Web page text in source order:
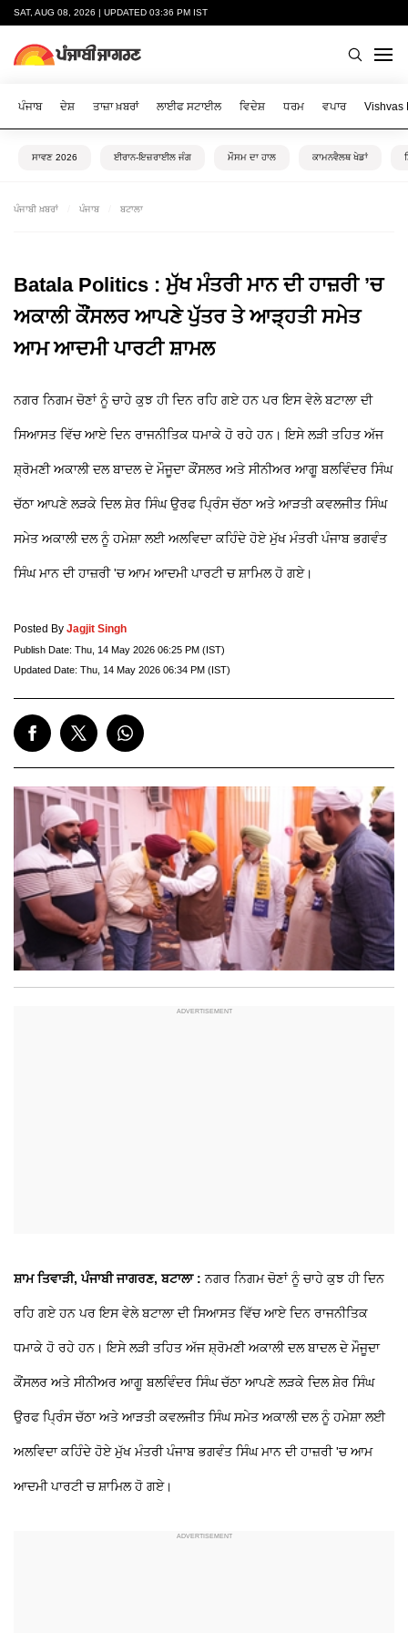
SAT, AUG 08, 2026 | UPDATED 03:36 PM IST
ਪੰਜਾਬ ਦੇਸ਼ ਤਾਜ਼ਾ ਖ਼ਬਰਾਂ ਲਾਈਫ ਸਟਾਈਲ ਵਿਦੇਸ਼ ਧਰਮ ਵਪਾਰ Vishvas
ਸਾਵਣ 2026 ਈਰਾਨ-ਇਜ਼ਰਾਈਲ ਜੰਗ ਮੌਸਮ ਦਾ ਹਾਲ ਕਾਮਨਵੈਲਥ ਖੇਡਾਂ
ਪੰਜਾਬੀ ਖ਼ਬਰਾਂ ਪੰਜਾਬ ਬਟਾਲਾ
Batala Politics : ਮੁੱਖ ਮੰਤਰੀ ਮਾਨ ਦੀ ਹਾਜ਼ਰੀ ’ਚ
ਅਕਾਲੀ ਕੌਂਸਲਰ ਆਪਣੇ ਪੁੱਤਰ ਤੇ ਆੜ੍ਹਤੀ ਸਮੇਤ
ਆਮ ਆਦਮੀ ਪਾਰਟੀ ਸ਼ਾਮਲ
ਨਗਰ ਨਿਗਮ ਚੋਣਾਂ ਨੂੰ ਚਾਹੇ ਕੁਝ ਹੀ ਦਿਨ ਰਹਿ ਗਏ ਹਨ ਪਰ ਇਸ ਵੇਲੇ ਬਟਾਲਾ ਦੀ
ਸਿਆਸਤ ਵਿੱਚ ਆਏ ਦਿਨ ਰਾਜਨੀਤਿਕ ਧਮਾਕੇ ਹੋ ਰਹੇ ਹਨ। ਇਸੇ ਲੜੀ ਤਹਿਤ ਅੱਜ
ਸ਼੍ਰੋਮਣੀ ਅਕਾਲੀ ਦਲ ਬਾਦਲ ਦੇ ਮੌਜੂਦਾ ਕੌਂਸਲਰ ਅਤੇ ਸੀਨੀਅਰ ਆਗੂ ਬਲਵਿੰਦਰ ਸਿੰਘ
ਚੱਠਾ ਆਪਣੇ ਲੜਕੇ ਦਿਲ ਸ਼ੇਰ ਸਿੰਘ ਉਰਫ ਪ੍ਰਿੰਸ ਚੱਠਾ ਅਤੇ ਆੜਤੀ ਕਵਲਜੀਤ ਸਿੰਘ
ਸਮੇਤ ਅਕਾਲੀ ਦਲ ਨੂੰ ਹਮੇਸ਼ਾ ਲਈ ਅਲਵਿਦਾ ਕਹਿੰਦੇ ਹੋਏ ਮੁੱਖ ਮੰਤਰੀ ਪੰਜਾਬ ਭਗਵੰਤ
ਸਿੰਘ ਮਾਨ ਦੀ ਹਾਜ਼ਰੀ 'ਚ ਆਮ ਆਦਮੀ ਪਾਰਟੀ ਚ ਸ਼ਾਮਿਲ ਹੋ ਗਏ।
Posted By Jagjit Singh
Publish Date: Thu, 14 May 2026 06:25 PM (IST)
Updated Date: Thu, 14 May 2026 06:34 PM (IST)
ਸ਼ਾਮ ਤਿਵਾੜੀ, ਪੰਜਾਬੀ ਜਾਗਰਣ, ਬਟਾਲਾ : ਨਗਰ ਨਿਗਮ ਚੋਣਾਂ ਨੂੰ ਚਾਹੇ ਕੁਝ ਹੀ ਦਿਨ
ਰਹਿ ਗਏ ਹਨ ਪਰ ਇਸ ਵੇਲੇ ਬਟਾਲਾ ਦੀ ਸਿਆਸਤ ਵਿੱਚ ਆਏ ਦਿਨ ਰਾਜਨੀਤਿਕ
ਧਮਾਕੇ ਹੋ ਰਹੇ ਹਨ। ਇਸੇ ਲੜੀ ਤਹਿਤ ਅੱਜ ਸ਼੍ਰੋਮਣੀ ਅਕਾਲੀ ਦਲ ਬਾਦਲ ਦੇ ਮੌਜੂਦਾ
ਕੌਂਸਲਰ ਅਤੇ ਸੀਨੀਅਰ ਆਗੂ ਬਲਵਿੰਦਰ ਸਿੰਘ ਚੱਠਾ ਆਪਣੇ ਲੜਕੇ ਦਿਲ ਸ਼ੇਰ ਸਿੰਘ
ਉਰਫ ਪ੍ਰਿੰਸ ਚੱਠਾ ਅਤੇ ਆੜਤੀ ਕਵਲਜੀਤ ਸਿੰਘ ਸਮੇਤ ਅਕਾਲੀ ਦਲ ਨੂੰ ਹਮੇਸ਼ਾ ਲਈ
ਅਲਵਿਦਾ ਕਹਿੰਦੇ ਹੋਏ ਮੁੱਖ ਮੰਤਰੀ ਪੰਜਾਬ ਭਗਵੰਤ ਸਿੰਘ ਮਾਨ ਦੀ ਹਾਜ਼ਰੀ 'ਚ ਆਮ
ਆਦਮੀ ਪਾਰਟੀ ਚ ਸ਼ਾਮਿਲ ਹੋ ਗਏ।